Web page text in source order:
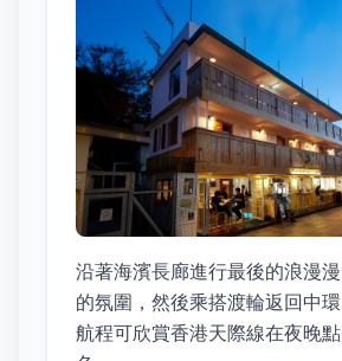
沿著海濱長廊進行最後的浪漫
的氛圍，然後乘搭渡輪返回中
航程可欣賞香港天際線在夜晚